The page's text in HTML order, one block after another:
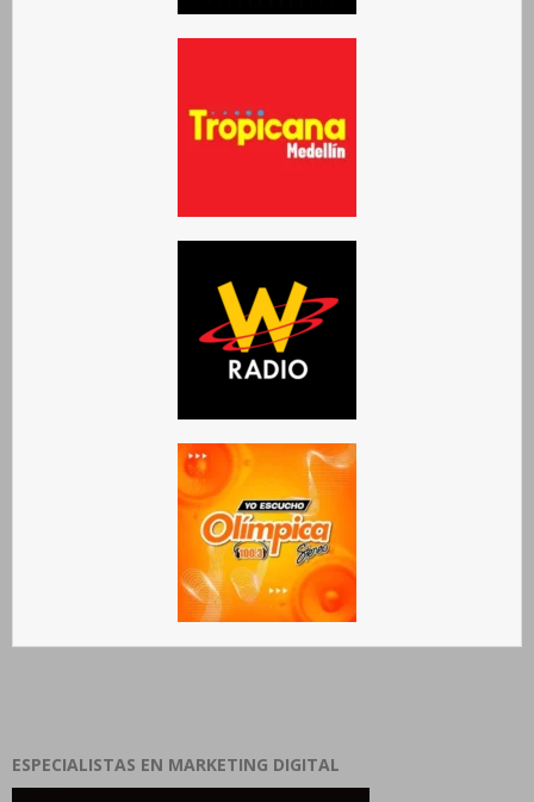
ESPECIALISTAS EN MARKETING DIGITAL